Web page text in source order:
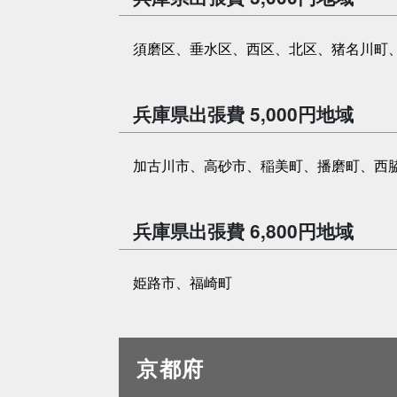
須磨区、垂水区、西区、北区、猪名川町
兵庫県出張費 5,000円地域
加古川市、高砂市、稲美町、播磨町、西
兵庫県出張費 6,800円地域
姫路市、福崎町
京都府